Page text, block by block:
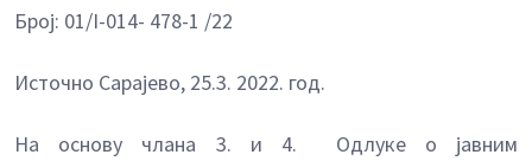
Број: 01/I-014- 478-1 /22
Источно Сарајево, 25.3. 2022. год.
На основу члана 3. и 4. Одлуке о јавним